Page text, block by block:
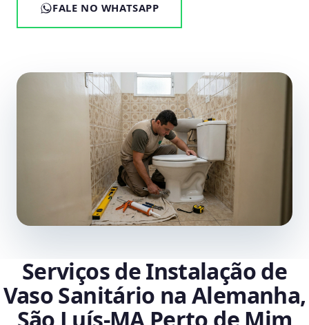
FALE NO WHATSAPP
Serviços de Instalação de
Vaso Sanitário na Alemanha,